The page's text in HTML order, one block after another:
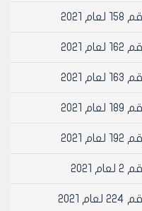
التجاري و يراد
يتم استيفاء رسم
مركز التدريب